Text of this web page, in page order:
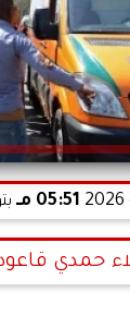
05:51 مـ
حمدي